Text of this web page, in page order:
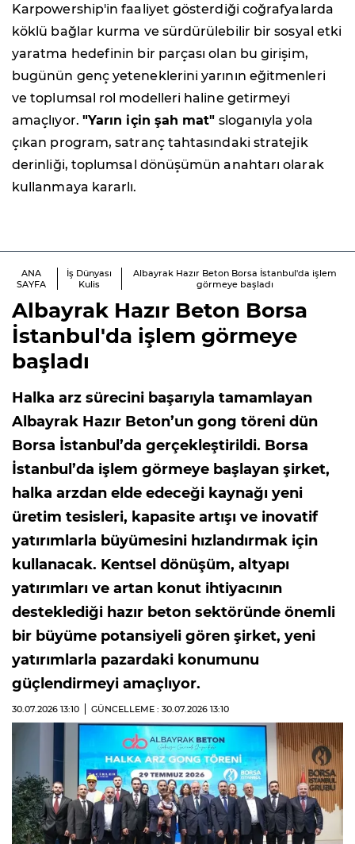
Karpowership'in faaliyet gösterdiği coğrafyalarda
köklü bağlar kurma ve sürdürülebilir bir sosyal etki
yaratma hedefinin bir parçası olan bu girişim,
bugünün genç yeteneklerini yarının eğitmenleri
ve toplumsal rol modelleri haline getirmeyi
amaçlıyor. "Yarın için şah mat" sloganıyla yola
çıkan program, satranç tahtasındaki stratejik
derinliği, toplumsal dönüşümün anahtarı olarak
kullanmaya kararlı.
ANA
SAYFA
İş Dünyası
Kulis
Albayrak Hazır Beton Borsa İstanbul'da işlem
görmeye başladı
Albayrak Hazır Beton Borsa
İstanbul'da işlem görmeye
başladı
Halka arz sürecini başarıyla tamamlayan
Albayrak Hazır Beton’un gong töreni dün
Borsa İstanbul’da gerçekleştirildi. Borsa
İstanbul’da işlem görmeye başlayan şirket,
halka arzdan elde edeceği kaynağı yeni
üretim tesisleri, kapasite artışı ve inovatif
yatırımlarla büyümesini hızlandırmak için
kullanacak. Kentsel dönüşüm, altyapı
yatırımları ve artan konut ihtiyacının
desteklediği hazır beton sektöründe önemli
bir büyüme potansiyeli gören şirket, yeni
yatırımlarla pazardaki konumunu
güçlendirmeyi amaçlıyor.
30.07.2026 13:10 GÜNCELLEME : 30.07.2026 13:10